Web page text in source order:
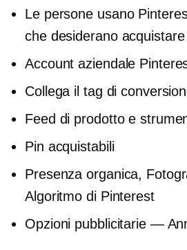
Le persone usano
che desiderano acquistare
Account aziendale
Collega il tag di
Feed di prodotto e
Pin acquistabili
Presenza organica,
Algoritmo di Pinterest
Opzioni pubblicitarie —